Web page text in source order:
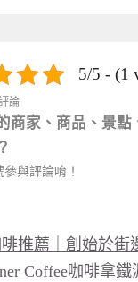
5/5 - (1
論
商家、商品、景點
與評論唷！
推薦｜創始於街
Coffee咖啡拿